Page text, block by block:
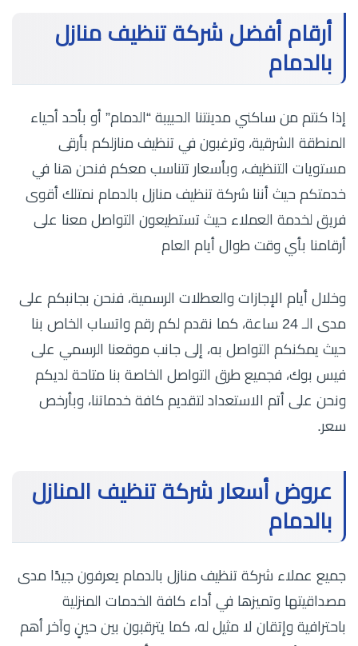
أرقام أفضل شركة تنظيف منازل
بالدمام
إذا كنتم من ساكني مدينتنا الحبيبة “الدمام” أو بأحد أحياء
المنطقة الشرقية، وترغبون في تنظيف منازلكم بأرقى
مستويات التنظيف، وبأسعار تتناسب معكم فنحن هنا في
خدمتكم حيث أننا شركة تنظيف منازل بالدمام نمتلك أقوى
فريق لخدمة العملاء حيث تستطيعون التواصل معنا على
أرقامنا بأي وقت طوال أيام العام
وخلال أيام الإجازات والعطلات الرسمية، فنحن بجانبكم على
مدى الـ 24 ساعة، كما نقدم لكم رقم واتساب الخاص بنا
حيث يمكنكم التواصل به، إلى جانب موقعنا الرسمي على
فيس بوك، فجميع طرق التواصل الخاصة بنا متاحة لديكم
ونحن على أتم الاستعداد لتقديم كافة خدماتنا، وبأرخص
سعر.
عروض أسعار شركة تنظيف المنازل
بالدمام
جميع عملاء شركة تنظيف منازل بالدمام يعرفون جيدًا مدى
مصداقيتها وتميزها في أداء كافة الخدمات المنزلية
باحترافية وإتقان لا مثيل له، كما يترقبون بين حينٍ وآخر أهم